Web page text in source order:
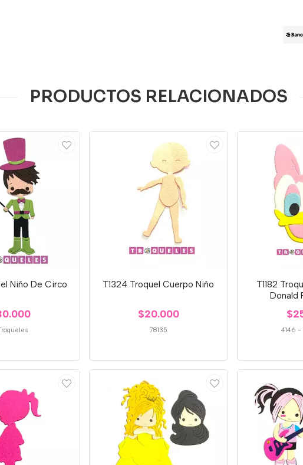
PRODUCTOS RELACIONADOS
Niño De Circo T1324 Troquel Cuerpo Niño
$20.000
78135
T1182
Donald
4146 -